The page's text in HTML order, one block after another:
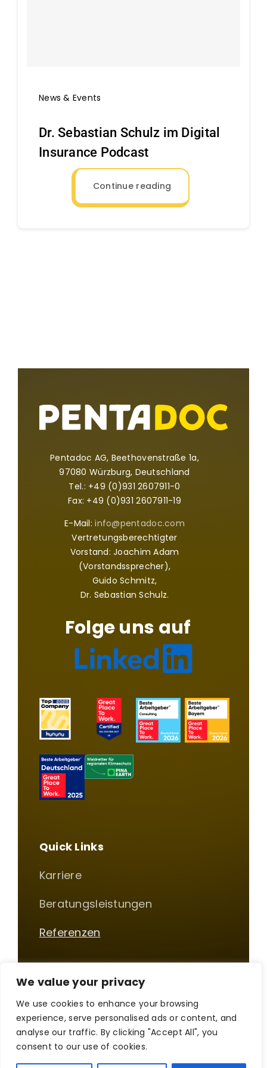
We value your privacy
We use cookies to enhance your browsing
experience, serve personalised ads or content, and
analyse our traffic. By clicking "Accept All", you
consent to our use of cookies.
News & Events
Dr. Sebastian Schulz im Digital
Insurance Podcast
Continue reading
Pentadoc AG, Beethovenstraße 1a,
97080 Würzburg, Deutschland
Tel.: +49 (0)931 2607911-0
Fax: +49 (0)931 2607911-19
E-Mail:info@pentadoc.com
Vertretungsberechtigter
Vorstand: Joachim Adam
(Vorstandssprecher),
Guido Schmitz,
Dr. Sebastian Schulz.
Folge uns auf
Quick Links
Karriere
Beratungsleistungen
Referenzen
Impressum Datenschutz
© Copyright 2012 - 2026 | Pentadoc AG | All Rights
Reserved